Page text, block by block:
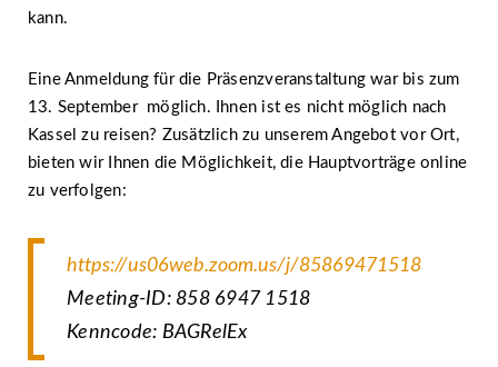
kann.
Eine Anmeldung für die Präsenzveranstaltung war bis zum
13. September möglich. Ihnen ist es nicht möglich nach
Kassel zu reisen? Zusätzlich zu unserem Angebot vor Ort,
bieten wir Ihnen die Möglichkeit, die Hauptvorträge online
zu verfolgen:
https://us06web.zoom.us/j/85869471518
Meeting-ID: 858 6947 1518
Kenncode: BAGRelEx